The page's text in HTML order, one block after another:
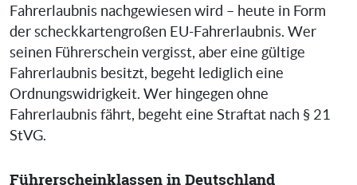
Fahrerlaubnis nachgewiesen wird – heute in Form
der scheckkartengroßen EU-Fahrerlaubnis. Wer
seinen Führerschein vergisst, aber eine gültige
Fahrerlaubnis besitzt, begeht lediglich eine
Ordnungswidrigkeit. Wer hingegen ohne
Fahrerlaubnis fährt, begeht eine Straftat nach § 21
StVG.
Führerscheinklassen in Deutschland